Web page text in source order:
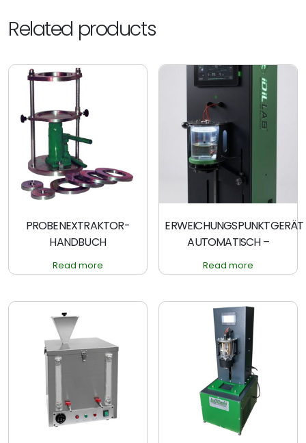
Related products
PROBENEXTRAKTOR-
HANDBUCH
Read more
ERWEICHUNGSPUNKTGERÄT
AUTOMATISCH –
Read more